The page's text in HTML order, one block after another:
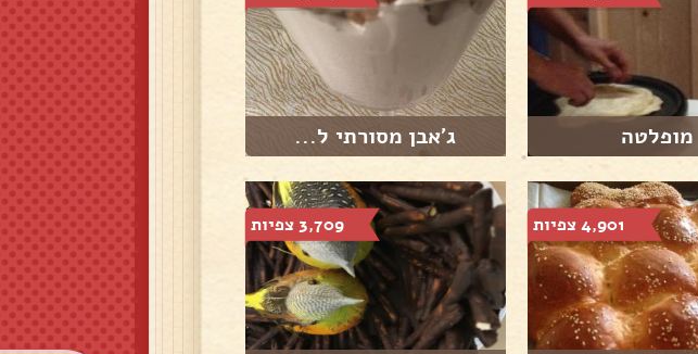
מופלטה ג'אבן מסורתי ל...
4,901 צפיות 3,709 צפיות